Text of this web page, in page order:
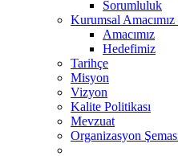
Sorumluluk
Kurumsal
Amacımız
Hedefimiz
Tarihçe
Misyon
Vizyon
Kalite Politikası
Mevzuat
Organizasyon